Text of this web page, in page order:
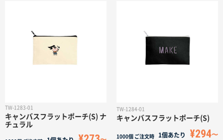
がります。
ントのロゴやイラストの名入れが可能で
す。飲料品や食品のノベルティアイテム
におすすめです。
TW-1283-01
キャンバスフラットポーチ(S) ナ
チュラル
TW-1284-01
キャンバスフラットポーチ(S)
1000個 ご注文時 1個あたり ¥294